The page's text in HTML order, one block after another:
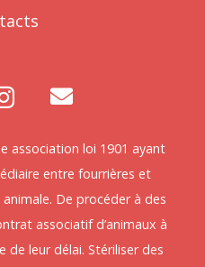
association loi 1901 ayant
entre fourrières et
De procéder à des
associatif d’animaux à
leur délai. Stériliser des